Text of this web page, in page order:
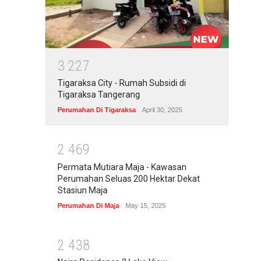
3 227
Tigaraksa City - Rumah Subsidi di
Tigaraksa Tangerang
Perumahan Di Tigaraksa April 30, 2025
2 469
Permata Mutiara Maja - Kawasan
Perumahan Seluas 200 Hektar Dekat
Stasiun Maja
Perumahan Di Maja May 15, 2025
2 438